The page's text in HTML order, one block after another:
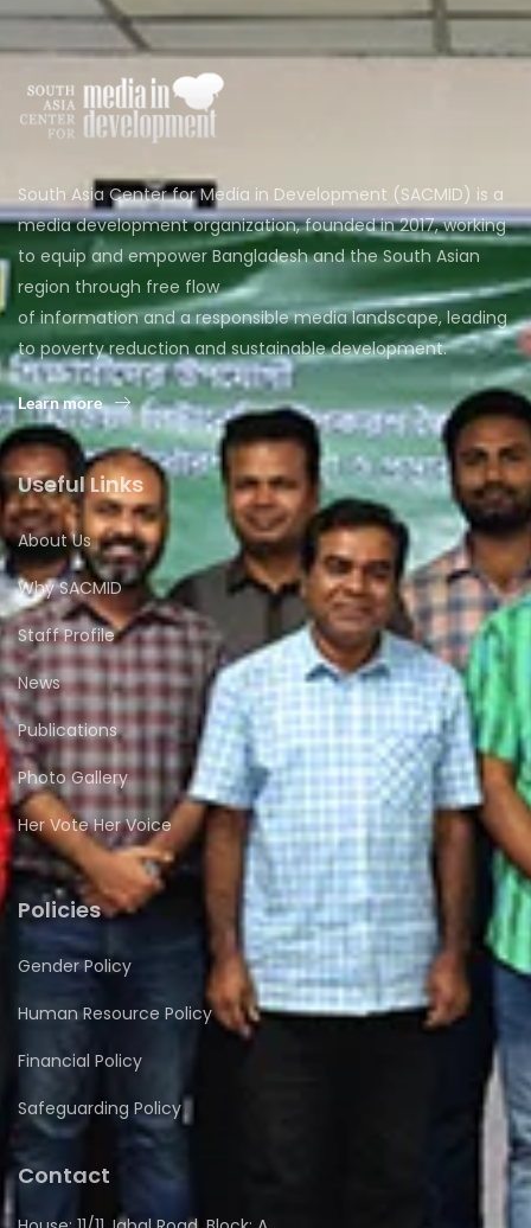
South Asia Center for Media in Development (SACMID) is a
media development organization, founded in 2017, working
to equip and empower Bangladesh and the South Asian
region through free flow
of information and a responsible media landscape, leading
to poverty reduction and sustainable development.
Learn more
Useful Links
About Us
Why SACMID
Staff Profile
News
Publications
Photo Gallery
Her Vote Her Voice
Policies
Gender Policy
Human Resource Policy
Financial Policy
Safeguarding Policy
Contact